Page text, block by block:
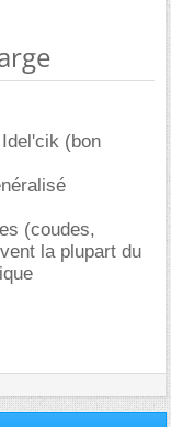
(bon
(coudes,
la plupart du